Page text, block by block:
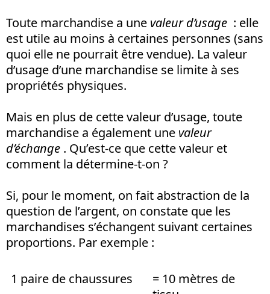
Toute marchandise a une valeur d’usage : elle
est utile au moins à certaines per­sonnes (sans
quoi elle ne pourrait être vendue). La valeur
d’usage d’une marchandise se limite à ses
propriétés physiques.
Mais en plus de cette valeur d’usage, toute
marchandise a également une valeur
d’échange . Qu’est-ce que cette valeur et
comment la détermine-t-on ?
Si, pour le moment, on fait abstraction de la
question de l’argent, on constate que les
marchandises s’échangent suivant certaines
proportions. Par exemple :
1 paire de chaussures
= 10 mètres de